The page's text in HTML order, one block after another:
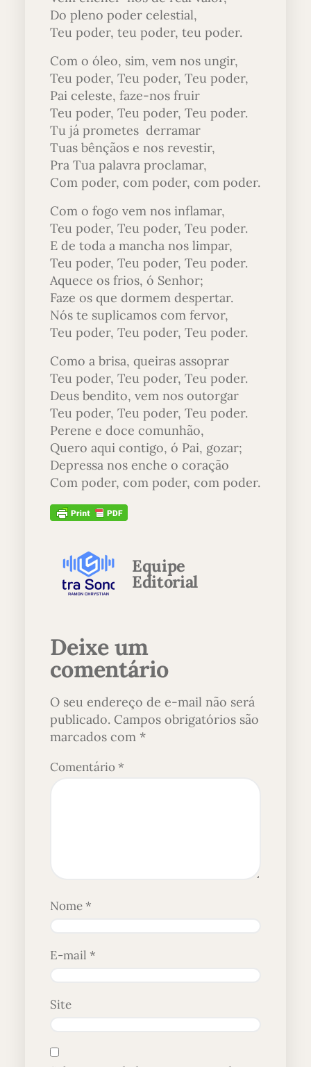
Do pleno poder celestial,
Teu poder, teu poder, teu poder.
Com o óleo, sim, vem nos ungir,
Teu poder, Teu poder, Teu poder,
Pai celeste, faze-nos fruir
Teu poder, Teu poder, Teu poder.
Tu já prometes derramar
Tuas bênçãos e nos revestir,
Pra Tua palavra proclamar,
Com poder, com poder, com poder.
Com o fogo vem nos inflamar,
Teu poder, Teu poder, Teu poder.
E de toda a mancha nos limpar,
Teu poder, Teu poder, Teu poder.
Aquece os frios, ó Senhor;
Faze os que dormem despertar.
Nós te suplicamos com fervor,
Teu poder, Teu poder, Teu poder.
Como a brisa, queiras assoprar
Teu poder, Teu poder, Teu poder.
Deus bendito, vem nos outorgar
Teu poder, Teu poder, Teu poder.
Perene e doce comunhão,
Quero aqui contigo, ó Pai, gozar;
Depressa nos enche o coração
Com poder, com poder, com poder.
Equipe
Editorial
Deixe um
comentário
O seu endereço de e-mail não será
publicado. Campos obrigatórios são
marcados com *
Comentário*
Nome*
E-mail *
Site